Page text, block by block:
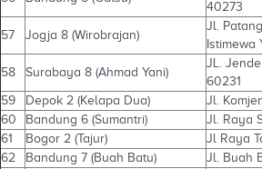
40273
57 Jogja 8 (Wirobrajan)
Jl.
Istimewa
58 Surabaya 8 (Ahmad Yani)
JL.
60231
59
Depok 2 (Kelapa Dua)
Jl.
60
Bandung 6 (Sumantri)
Jl. Raya
61
Bogor 2 (Tajur)
Jl Raya
62
Bandung 7 (Buah Batu) Jl. Buah